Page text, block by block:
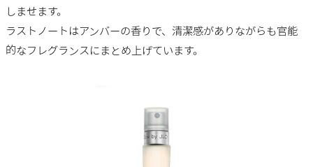
しませます。
ラストノートはアンバーの香りで、清潔感がありながらも官能
的なフレグランスにまとめ上げています。